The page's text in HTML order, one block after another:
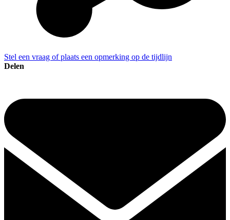
Stel een vraag of plaats een opmerking op de tijdlijn
Delen